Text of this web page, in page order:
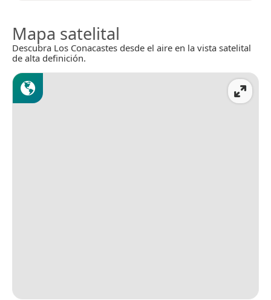
Mapa satelital
Descubra Los Conacastes desde el aire en la vista satelital
de alta definición.